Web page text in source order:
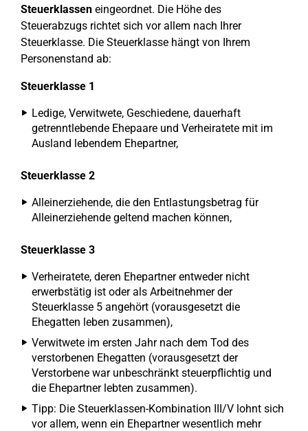
Steuerklassen eingeordnet. Die Höhe des
Steuerabzugs richtet sich vor allem nach Ihrer
Steuerklasse. Die Steuerklasse hängt von Ihrem
Personenstand ab:
Steuerklasse 1
Ledige, Verwitwete, Geschiedene, dauerhaft
getrenntlebende Ehepaare und Verheiratete mit im
Ausland lebendem Ehepartner,
Steuerklasse 2
Alleinerziehende, die den Entlastungsbetrag für
Alleinerziehende geltend machen können,
Steuerklasse 3
Verheiratete, deren Ehepartner entweder nicht
erwerbstätig ist oder als Arbeitnehmer der
Steuerklasse 5 angehört (vorausgesetzt die
Ehegatten leben zusammen),
Verwitwete im ersten Jahr nach dem Tod des
verstorbenen Ehegatten (vorausgesetzt der
Verstorbene war unbeschränkt steuerpflichtig und
die Ehepartner lebten zusammen).
Tipp: Die Steuerklassen-Kombination III/V lohnt sich
vor allem, wenn ein Ehepartner wesentlich mehr